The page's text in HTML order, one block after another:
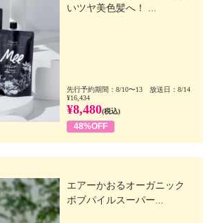
いツヤ美色髪へ！ ...
先行予約期間：8/10〜13 放送日：8/14
¥16,434
¥8,480(税込)
48%OFF
エアーかおるオーガニック
ボブパイルスーパー...